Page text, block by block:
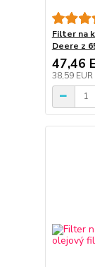
Filter na
Deere z
47,46
38,59 EUR